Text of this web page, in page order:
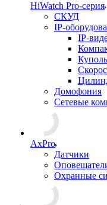
HiWatch Pro-серия
CКУД
IP-
IP-
Домофония
Сетевые
AxPro
Датчики
Охранные